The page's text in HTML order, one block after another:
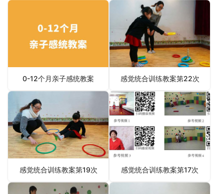
0-12个月亲子感统教案 感觉统合训练教案第22次
感觉统合训练教案第19次 感觉统合训练教案第17次